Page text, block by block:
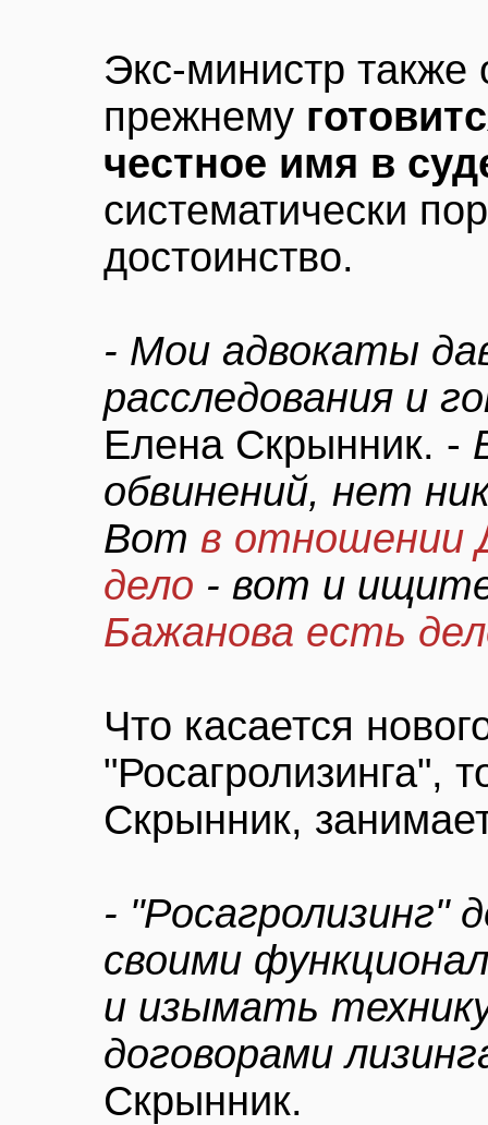
Экс-министр также
прежнему
честное имя в
систематически
достоинство.
- Мои адвокаты
расследования и
Елена Скрынник. -
обвинений, нет
Вот в отношении
дело - вот и
Бажанова есть
Что касается
"Росагролизинга",
Скрынник,
- "Росагролизинг"
своими
и изымать
договорами
Скрынник.